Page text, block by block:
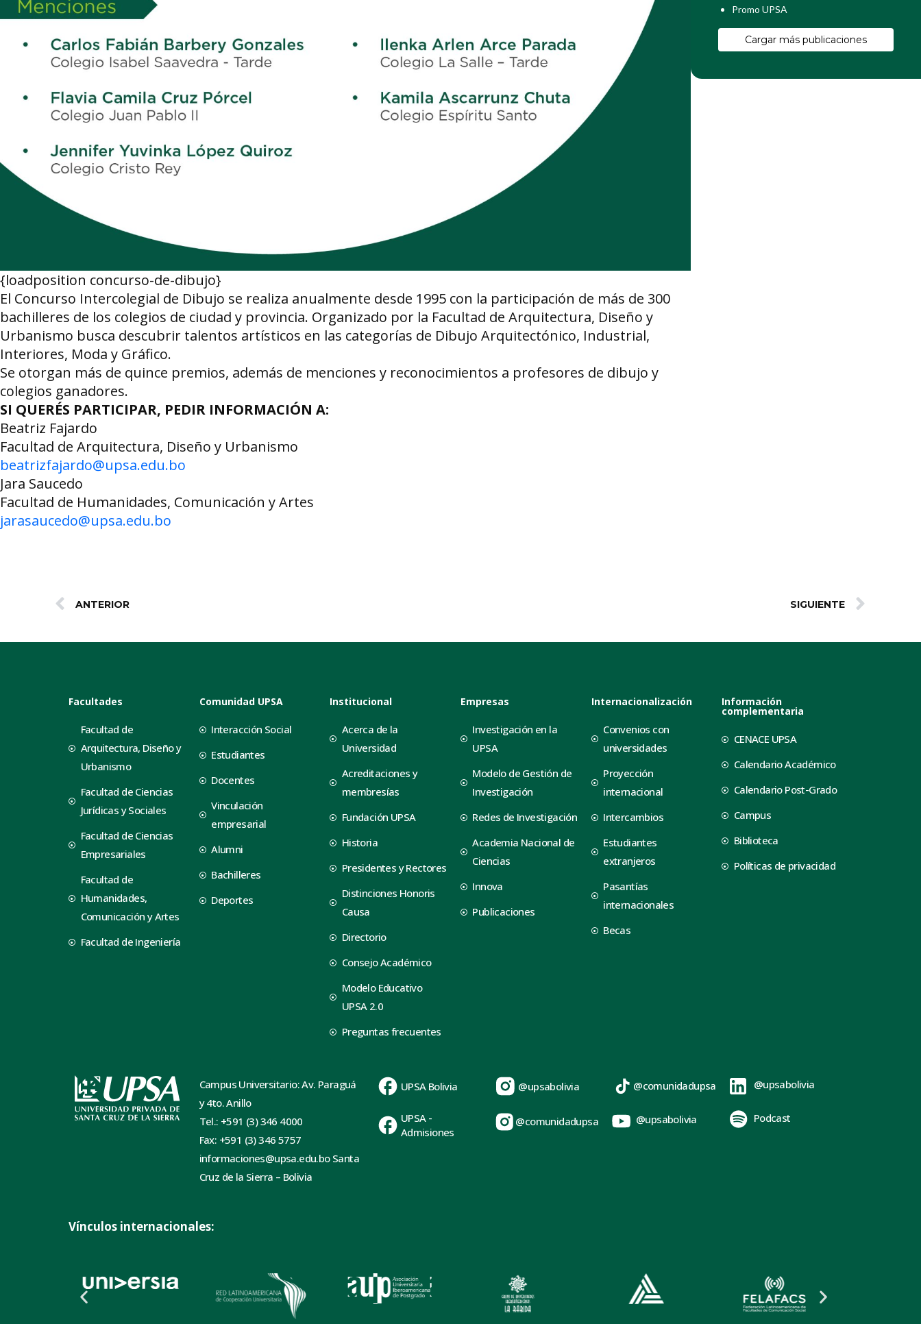
{loadposition concurso-de-dibujo}
El Concurso Intercolegial de Dibujo se realiza anualmente desde 1995 con la participación de más de 300
bachilleres de los colegios de ciudad y provincia. Organizado por la Facultad de Arquitectura, Diseño y
Urbanismo busca descubrir talentos artísticos en las categorías de Dibujo Arquitectónico, Industrial,
Interiores, Moda y Gráfico.
Se otorgan más de quince premios, además de menciones y reconocimientos a profesores de dibujo y
colegios ganadores.
SI QUERÉS PARTICIPAR, PEDIR INFORMACIÓN A:
Beatriz Fajardo
Facultad de Arquitectura, Diseño y Urbanismo
beatrizfajardo@upsa.edu.bo
Jara Saucedo
Facultad de Humanidades, Comunicación y Artes
jarasaucedo@upsa.edu.bo
Promo UPSA
Cargar más publicaciones
ANTERIOR SIGUIENTE
Facultades
Facultad de
Arquitectura, Diseño y
Urbanismo
Facultad de Ciencias
Jurídicas y Sociales
Facultad de Ciencias
Empresariales
Facultad de
Humanidades,
Comunicación y Artes
Facultad de Ingeniería
Comunidad UPSA
Interacción Social
Estudiantes
Docentes
Vinculación
empresarial
Alumni
Bachilleres
Deportes
Institucional
Acerca de la
Universidad
Acreditaciones y
membresías
Fundación UPSA
Historia
Presidentes y Rectores
Distinciones Honoris
Causa
Directorio
Consejo Académico
Modelo Educativo
UPSA 2.0
Preguntas frecuentes
Empresas
Investigación en la
UPSA
Modelo de Gestión de
Investigación
Redes de Investigación
Academia Nacional de
Ciencias
Innova
Publicaciones
Internacionalización
Convenios con
universidades
Proyección
internacional
Intercambios
Estudiantes
extranjeros
Pasantías
internacionales
Becas
Información
complementaria
CENACE UPSA
Calendario Académico
Calendario Post-Grado
Campus
Biblioteca
Políticas de privacidad
Campus Universitario: Av. Paraguá
y 4to. Anillo
Tel.: +591 (3) 346 4000
Fax: +591 (3) 346 5757
informaciones@upsa.edu.bo Santa
Cruz de la Sierra – Bolivia
UPSA Bolivia
UPSA -
Admisiones
@upsabolivia
@comunidadupsa
@comunidadupsa
@upsabolivia
@upsabolivia
Podcast
Vínculos internacionales: